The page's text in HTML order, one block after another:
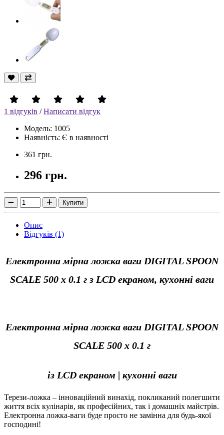
1 відгуків /Написати відгук
Модель: 1005
Наявність: Є в наявності
361 грн.
296 грн.
Купити
Опис
Відгуків (1)
Електронна мірна ложка ваги DIGITAL SPOON
SCALE 500 x 0.1 г з LCD екраном, кухонні ваги
Електронна мірна ложка ваги DIGITAL SPOON
SCALE 500 x 0.1 г
із LCD екраном | кухонні ваги
Терези-ложка – інноваційний винахід, покликаний полегшити
життя всіх кулінарів, як професійних, так і домашніх майстрів.
Електронна ложка-ваги буде просто не замінна для будь-якої
господині!